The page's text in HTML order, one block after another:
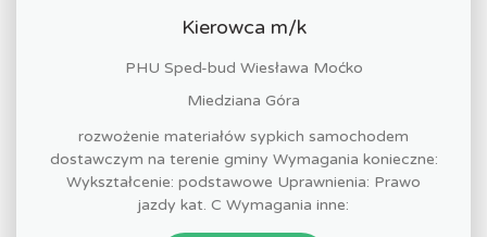
Kierowca m/k
PHU Sped-bud Wiesława Moćko
Miedziana Góra
rozwożenie materiałów sypkich samochodem
dostawczym na terenie gminy Wymagania konieczne:
Wykształcenie: podstawowe Uprawnienia: Prawo
jazdy kat. C Wymagania inne: